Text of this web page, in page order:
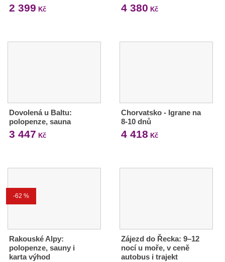
2 399 Kč 4 380 Kč
Dovolená u Baltu:
polopenze, sauna
3 447 Kč
Chorvatsko - Igrane na
8-10 dnů
4 418 Kč
-62 %
Rakouské Alpy:
polopenze, sauny i
karta výhod
Zájezd do Řecka: 9–12
nocí u moře, v ceně
autobus i trajekt